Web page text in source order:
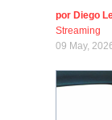
por Diego
Streaming
09 May,